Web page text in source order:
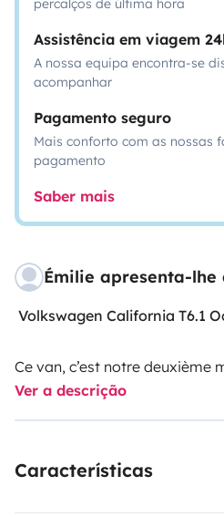
percalços de última hora
Assistência em viagem
A nossa equipa encontra-se
acompanhar
Pagamento seguro
Mais conforto com as nossas
pagamento
Saber mais
Émilie apresenta-
Volkswagen California T6.1
Ce van, c’est notre deuxième
Nous le louons quand nous ne
voyageurs qui (comme nous)
Grâce au 4Motion, il peut
Ver a descrição
Características